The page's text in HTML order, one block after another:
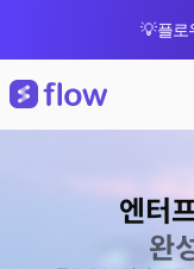
💡플로
엔터
완